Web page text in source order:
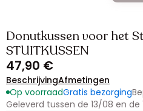
Donutkussen voor het
STUITKUSSEN
47,90 €
BeschrijvingAfmetingen
Op voorraadGratis bezorging
Geleverd tussen de 13/08 en de